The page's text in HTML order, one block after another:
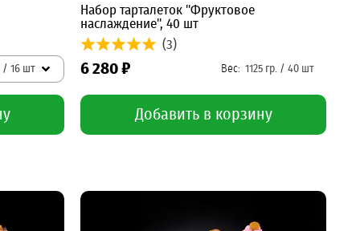
/ 16 шт
Набор тарталеток "Фруктовое
наслаждение", 40 шт
(3)
6 280 ₽
Добавить в корзину